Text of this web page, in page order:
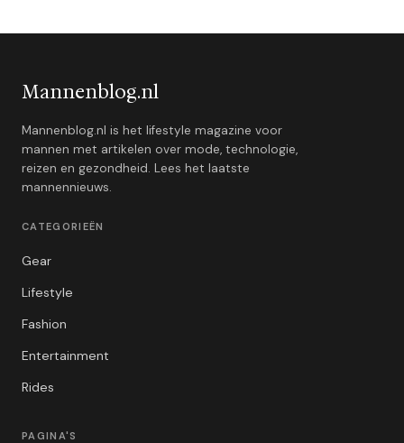
Mannenblog.nl
Mannenblog.nl is het lifestyle magazine voor
mannen met artikelen over mode, technologie,
reizen en gezondheid. Lees het laatste
mannennieuws.
CATEGORIEËN
Gear
Lifestyle
Fashion
Entertainment
Rides
PAGINA'S